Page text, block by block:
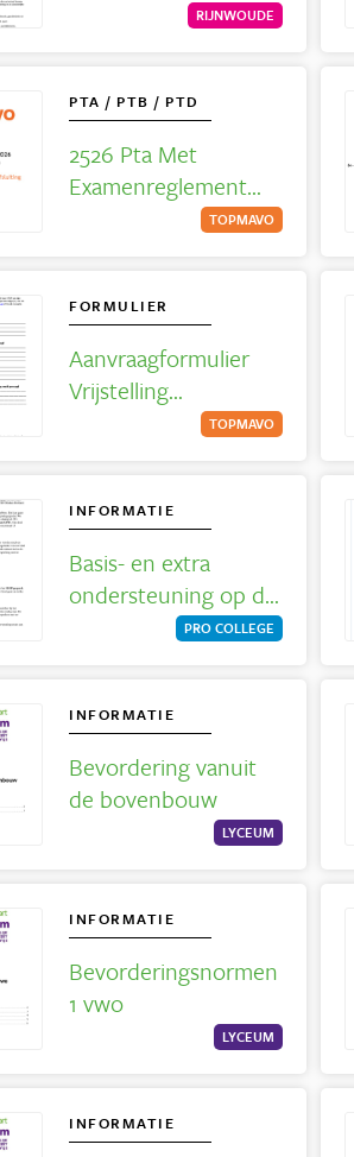
RIJNWOUDE
PTA / PTB / PTD
2526 Pta Met
Examenreglement
Topmavo DocxTOPMAVO
FORMULIER
Aanvraagformulier
Vrijstelling
Schoolbezoek Buiten
TOPMAVO
INFORMATIE
Basis- en extra
ondersteuning op de
praktijkschoolPRO COLLEGE
INFORMATIE
Bevordering vanuit
de bovenbouw
LYCEUM
INFORMATIE
Bevorderingsnormen
1 vwo
LYCEUM
INFORMATIE